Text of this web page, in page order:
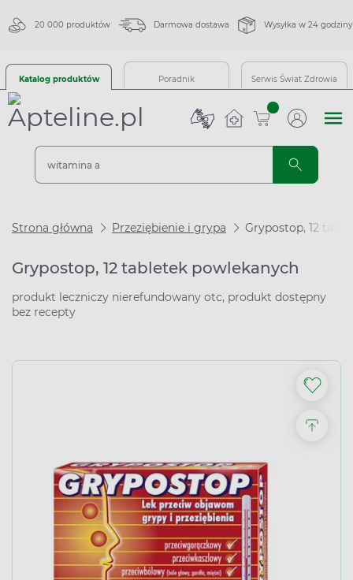
20 000 produktów Darmowa dostawa Wysyłka w 24 godziny
Katalog produktów Poradnik Serwis Świat Zdrowia
sztuk
Strona główna Przeziębienie i grypa Grypostop, 12
Grypostop, 12 tabletek powlekanych
produkt leczniczy nierefundowany otc, produkt dostępny
bez recepty